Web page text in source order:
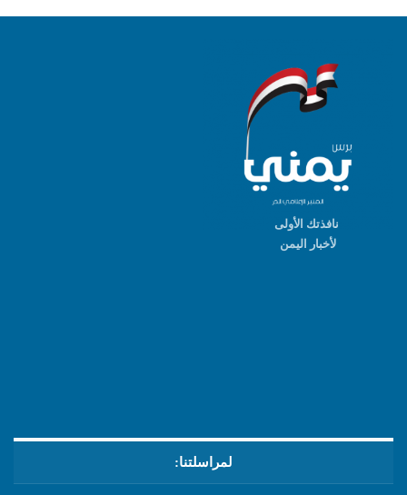
نافذتك الأولى
لأخبار اليمن
لمراسلتنا: